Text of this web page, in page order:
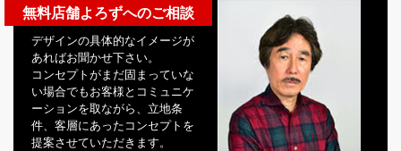
無料店舗よろずへのご相談
デザインの具体的なイメージが
あればお聞かせ下さい。
コンセプトがまだ固まっていな
い場合でもお客様とコミュニケ
ーションを取ながら、立地条
件、客層にあったコンセプトを
提案させていただきます。